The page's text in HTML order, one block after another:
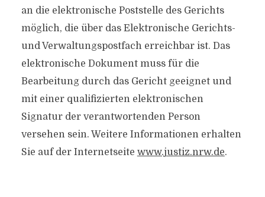
an die elektronische Poststelle des Gerichts
möglich, die über das Elektronische Gerichts-
und Verwaltungspostfach erreichbar ist. Das
elektronische Dokument muss für die
Bearbeitung durch das Gericht geeignet und
mit einer qualifizierten elektronischen
Signatur der verantwortenden Person
versehen sein. Weitere Informationen erhalten
Sie auf der Internetseite www.justiz.nrw.de.